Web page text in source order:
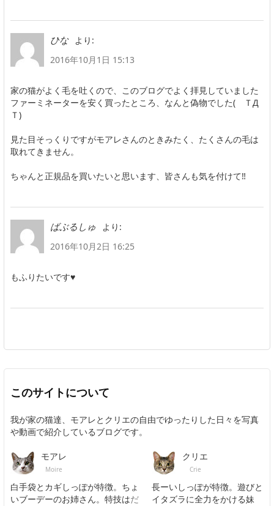
ひな
より:
2016年10月1日 15:13
家の猫がよく毛を吐くので、このブログでよく拝見していました
ファーミネーターを安く買ったところ、なんと偽物でした( ＴД
Ｔ)
見た目そっくりですがモアレさんのときみたく、たくさんの毛は
取れてきません。
ちゃんと正規品を買いたいと思います、皆さんも気を付けて‼
ばぶるしゅ
より:
2016年10月2日 16:25
もふりたいです♥
このサイトについて
我が家の猫達、モアレとクリエの自由でゆったりした日々を写真
や動画で紹介しているブログです。
モアレ
Moire
白手袋とカギしっぽが特徴。ちょ
いブーデーのお姉さん。特技はだ
クリエ
Crie
長ーいしっぽが特徴。遊びと
イタズラに全力をかける妹